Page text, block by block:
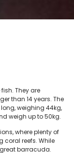
They are
than 14 years. The
weighing 44kg,
weigh up to 50kg.
where plenty of
coral reefs. While
great barracuda.